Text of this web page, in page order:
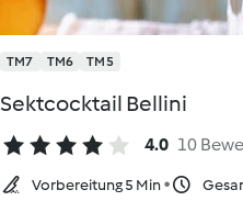
TM7 TM6 TM5
Sektcocktail Bellini
4.0 10
Vorbereitung 5 Min